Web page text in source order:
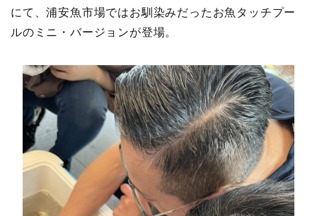
にて、浦安魚市場ではお馴染みだったお魚タッチプー
ルのミニ・バージョンが登場。